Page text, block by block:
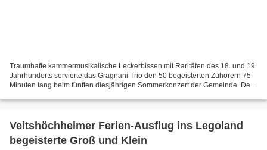
Traumhafte kammermusikalische Leckerbissen mit Raritäten des 18. und 19.
Jahrhunderts servierte das Gragnani Trio den 50 begeisterten Zuhörern 75
Minuten lang beim fünften diesjährigen Sommerkonzert der Gemeinde. Der
Veitshöchheimer Ferien-Ausflug ins Legoland
begeisterte Groß und Klein